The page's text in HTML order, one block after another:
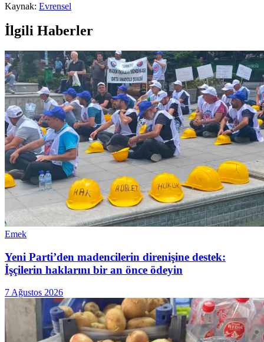
Kaynak: Evrensel
İlgili Haberler
Emek
Yeni Parti’den madencilerin direnişine destek:
İşçilerin haklarını bir an önce ödeyin
7 Ağustos 2026